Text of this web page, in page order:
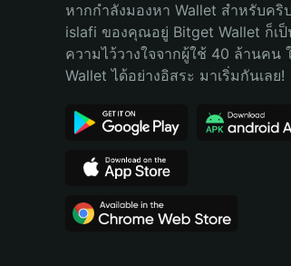
Bahasa Indonesia
Português (Brasil)
หากกำลังมองหา Wallet สำหรับคริ
islafi ของคุณอยู่ Bitget Wallet ก็เ
ความไว้วางใจจากผู้ใช้ 40 ล้านค
Wallet ได้อย่างอิสระ มาเริ่มกันเลย!